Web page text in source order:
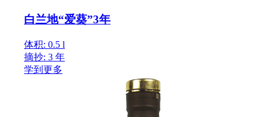
白兰地“爱葵”3年
体积: 0.5 l
摘抄: 3 年
学到更多